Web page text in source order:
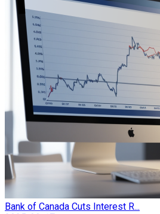
Bank of Canada Cuts Interest R...